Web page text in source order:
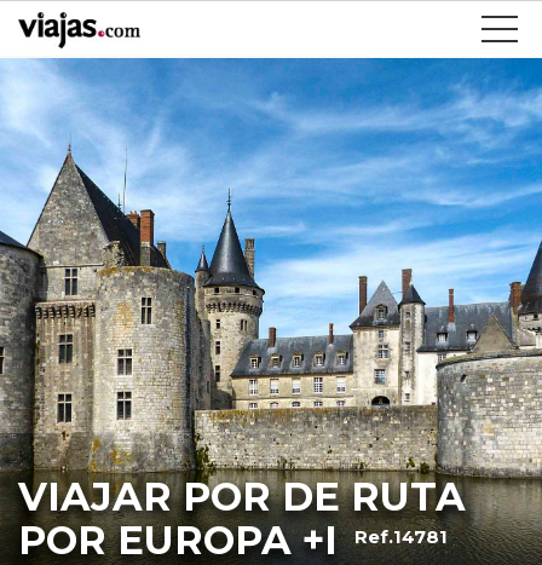
VIAJAR POR DE RUTA
POR EUROPA +I Ref.14781